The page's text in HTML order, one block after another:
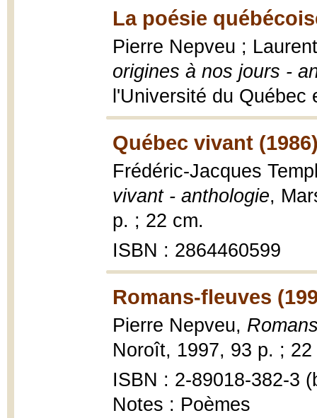
La poésie
Pierre Nepveu ;
origines à nos jours -
l'Université du Québec
Québec vivant
Frédéric-Jacques
vivant - anthologie,
p. ; 22 cm.
ISBN : 2864460599
Romans-fleuves
Pierre Nepveu,
Noroît, 1997, 93 p. ; 22
ISBN : 2-89018-382-3
Notes : Poèmes